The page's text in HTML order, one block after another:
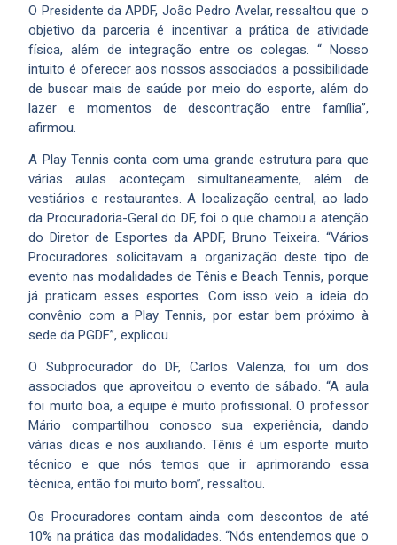
O Presidente da APDF, João Pedro Avelar, ressaltou que o
objetivo da parceria é incentivar a prática de atividade
física, além de integração entre os colegas. “ Nosso
intuito é oferecer aos nossos associados a possibilidade
de buscar mais de saúde por meio do esporte, além do
lazer e momentos de descontração entre família”,
afirmou.
A Play Tennis conta com uma grande estrutura para que
várias aulas aconteçam simultaneamente, além de
vestiários e restaurantes. A localização central, ao lado
da Procuradoria-Geral do DF, foi o que chamou a atenção
do Diretor de Esportes da APDF, Bruno Teixeira. “Vários
Procuradores solicitavam a organização deste tipo de
evento nas modalidades de Tênis e Beach Tennis, porque
já praticam esses esportes. Com isso veio a ideia do
convênio com a Play Tennis, por estar bem próximo à
sede da PGDF”, explicou.
O Subprocurador do DF, Carlos Valenza, foi um dos
associados que aproveitou o evento de sábado. “A aula
foi muito boa, a equipe é muito profissional. O professor
Mário compartilhou conosco sua experiência, dando
várias dicas e nos auxiliando. Tênis é um esporte muito
técnico e que nós temos que ir aprimorando essa
técnica, então foi muito bom”, ressaltou.
Os Procuradores contam ainda com descontos de até
10% na prática das modalidades. “Nós entendemos que o